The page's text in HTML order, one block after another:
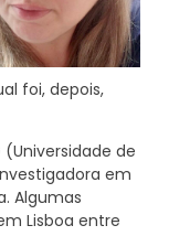
foi, depois,
(Universidade de
em
Algumas
Lisboa entre